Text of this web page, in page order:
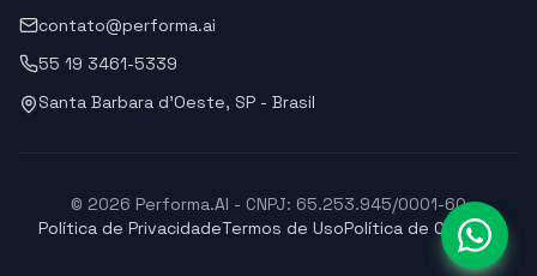
contato@performa.ai
55 19 3461-5339
Santa Barbara d'Oeste, SP - Brasil
© 2026 Performa.AI - CNPJ: 65.253.945/0001-60
Política de PrivacidadeTermos de UsoPolítica de Cookies